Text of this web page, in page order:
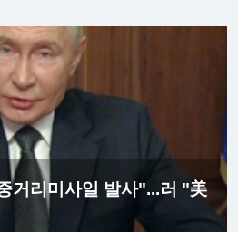
거리미사일 발사"...러 "美